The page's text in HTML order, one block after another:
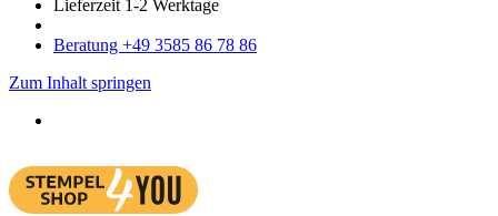
Liefer­zeit 1-2 Werk­tage
Bera­tung +49 3585 86 78 86
Zum Inhalt springen